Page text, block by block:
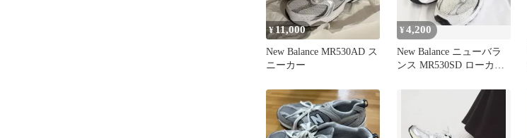
¥ 11,000
New Balance MR530AD ス
ニーカー
¥4,200
New Balance ニューバラ
ンス MR530SD ローカッ
ルバー 白 ■■レディース